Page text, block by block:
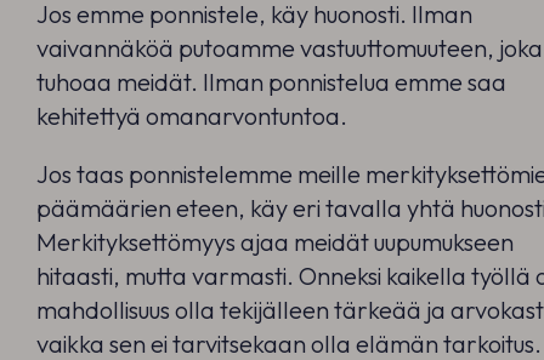
Jos emme ponnistele, käy huonosti. Ilman
vaivannäköä putoamme vastuuttomuuteen, joka
tuhoaa meidät. Ilman ponnistelua emme saa
kehitettyä omanarvontuntoa.
Jos taas ponnistelemme meille
päämäärien eteen, käy eri tavalla yhtä
Merkityksettömyys ajaa meidät uupumukseen
hitaasti, mutta varmasti. Onneksi kaikella työllä
mahdollisuus olla tekijälleen tärkeää ja
vaikka sen ei tarvitsekaan olla elämän tarkoitus.